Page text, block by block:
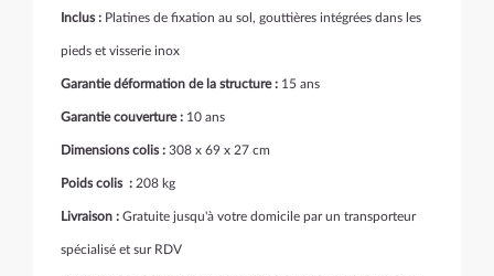
Inclus : Platines de fixation au sol, gouttières intégrées dans les
pieds et visserie inox
Garantie déformation de la structure : 15 ans
Garantie couverture : 10 ans
Dimensions colis : 308 x 69 x 27 cm
Poids colis : 208 kg
Livraison : Gratuite jusqu'à votre domicile par un transporteur
spécialisé et sur RDV